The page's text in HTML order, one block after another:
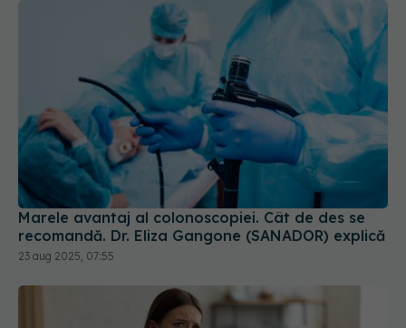
Marele avantaj al colonoscopiei. Cât de des se
recomandă. Dr. Eliza Gangone (SANADOR) explică
23 aug 2025, 07:55